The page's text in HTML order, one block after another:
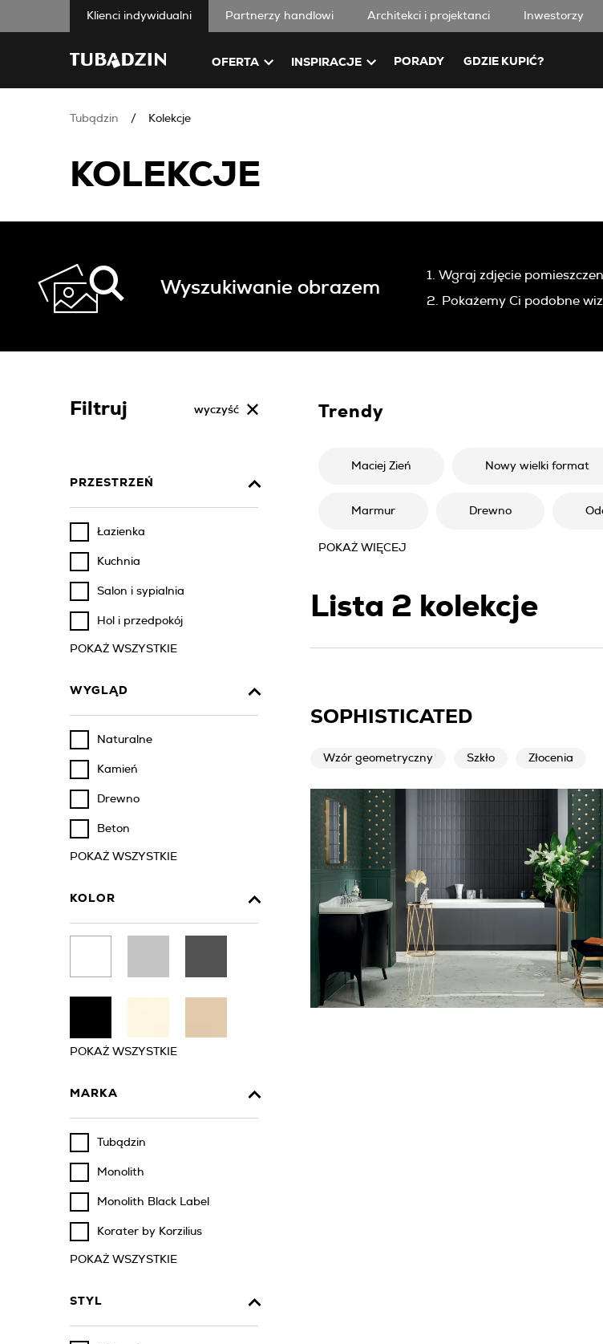
Klienci indywidualni Partnerzy handlowi Architekci i projektanci Inwestorzy
OFERTA INSPIRACJE PORADY GDZIE KUPIĆ?
Tubądzin Kolekcje
KOLEKCJE
Wyszukiwanie obrazem
1. Wgraj zdjęcie
2. Pokażemy Ci podobne
Filtruj wyczyść
PRZESTRZEŃ
Łazienka
Kuchnia
Salon i sypialnia
Hol i przedpokój
POKAŻ WSZYSTKIE
WYGLĄD
Naturalne
Kamień
Drewno
Beton
POKAŻ WSZYSTKIE
KOLOR
POKAŻ WSZYSTKIE
MARKA
Tubądzin
Monolith
Monolith Black Label
Korater by Korzilius
POKAŻ WSZYSTKIE
STYL
Trendy
Maciej Zień Nowy wielki format
Marmur Drewno
POKAŻ WIĘCEJ
Lista 2 kolekcje
SOPHISTICATED
Wzór geometryczny Szkło Złocenia